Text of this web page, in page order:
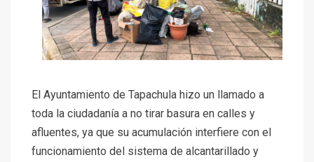
El Ayuntamiento de Tapachula hizo un llamado a
toda la ciudadanía a no tirar basura en calles y
afluentes, ya que su acumulación interfiere con el
funcionamiento del sistema de alcantarillado y